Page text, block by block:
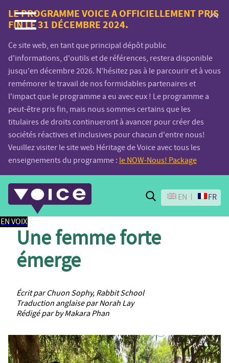
Voice.Global
website
LE PROGRAMME VOICE A OFFICIELLEMENT PRIS
FIN LE 31 DÉCEMBRE 2024.
Ce site web, en tant que principal dépôt public
d'informations, d'outils et de références, restera disponible
jusqu'en décembre 2026. N'hésitez pas à le parcourir et à vous
remémorer le travail de nos formidables partenaires et
l'impact que le programme a eu avec eux ! Le programme a
peut-être pris fin, mais nous sommes certains que les
titulaires de droits continueront à avancer pour créer des
sociétés réactives et inclusives pour chacun d'entre nous!
Veuillez visiter le site web Héritage de Voice avec tous les
enseignements du programme : le NOW-Nous! Package
Search
EN FR
EN VOIX
Une femme forte
émerge
Écrit par Chuon Sophy, Rabbit School
Traduction anglaise par Norah Lay
Rédigé par by Makara Phan